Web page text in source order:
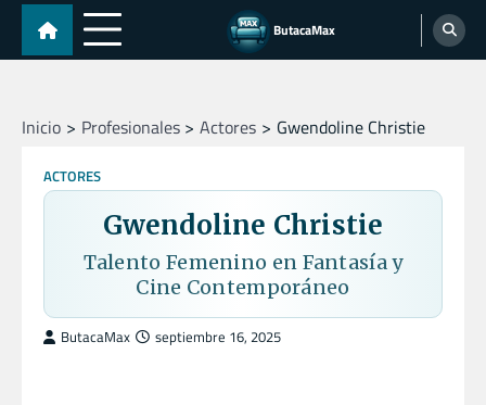
Skip
content
ButacaMax
Inicio Profesionales Actores Gwendoline Christie
ACTORES
Gwendoline Christie
Talento Femenino en Fantasía y
Cine Contemporáneo
ButacaMax septiembre 16, 2025